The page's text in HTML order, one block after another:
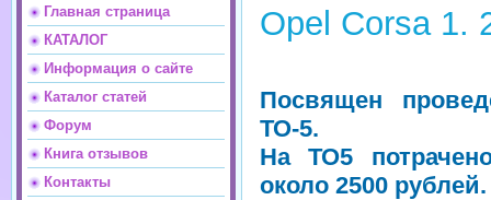
Главная страница
КАТАЛОГ
Информация о сайте
Каталог статей
Форум
Книга отзывов
Контакты
Opel Corsa 1.
Посвящен
ТО-5.
На ТО5
около 2500 рублей.